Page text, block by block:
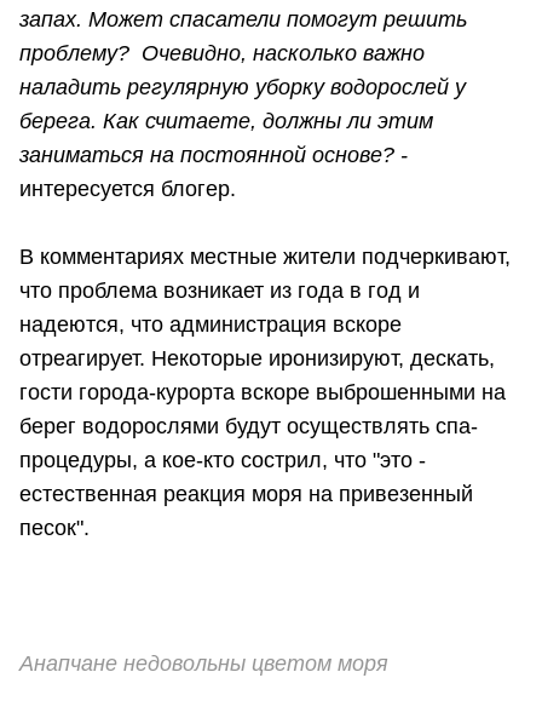
запах. Может спасатели помогут решить
проблему? Очевидно, насколько важно
наладить регулярную уборку водорослей у
берега. Как считаете, должны ли этим
заниматься на постоянной основе? -
интересуется блогер.
В комментариях местные жители подчеркивают,
что проблема возникает из года в год и
надеются, что администрация вскоре
отреагирует. Некоторые иронизируют, дескать,
гости города-курорта вскоре выброшенными на
берег водорослями будут осуществлять спа-
процедуры, а кое-кто сострил, что "это -
естественная реакция моря на привезенный
песок".
Анапчане недовольны цветом моря